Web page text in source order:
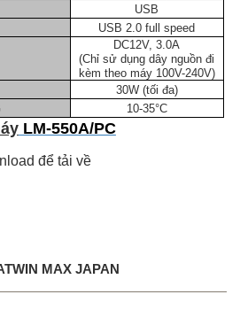
USB
USB 2.0 full speed
DC12V, 3.0A
(Chỉ sử dụng dây nguồn đi
kèm theo máy 100V-240V)
30W (tối đa)
10-35°C
LM-550A/PC
để tải về
MAX JAPAN